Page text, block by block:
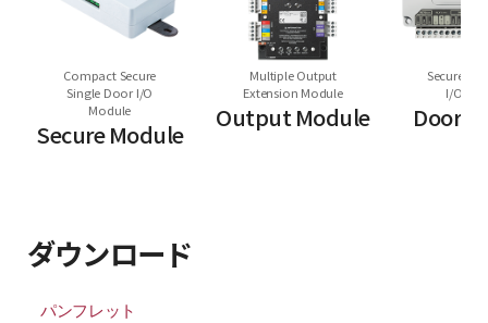
Compact Secure
Single Door I/O
Module
Secure Module
Multiple Output
Extension Module
Output Module
Secure
I/O
Door
ダウンロード
パンフレット